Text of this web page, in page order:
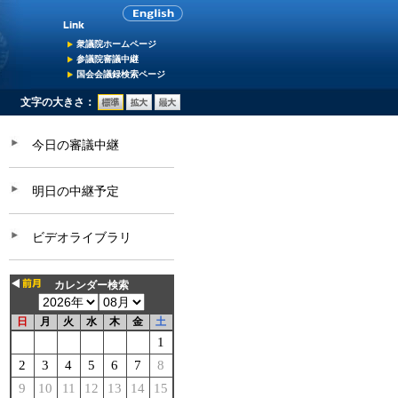
衆議院ホームページ
参議院審議中継
国会会議録検索ページ
文字の大きさ：
今日の審議中継
明日の中継予定
ビデオライブラリ
カレンダー検索
日 月 火 水 木 金 土
1
2
3 4 5 6 7
8
9
10 11 12 13 14
15